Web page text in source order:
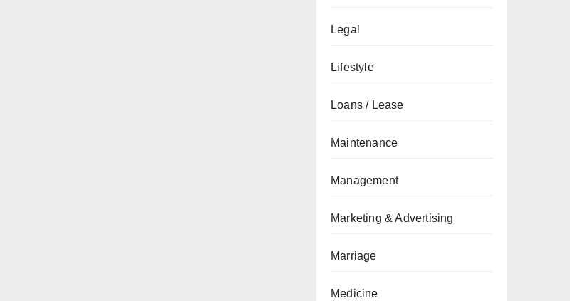
Legal
Lifestyle
Loans / Lease
Maintenance
Management
Marketing & Advertising
Marriage
Medicine